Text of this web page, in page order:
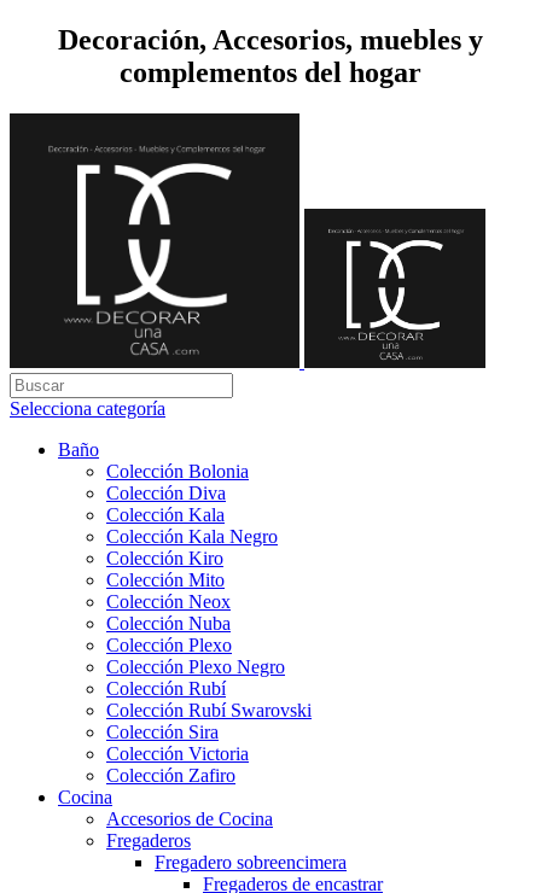
Decoración, Accesorios, muebles y
complementos del hogar
Selecciona categoría
Baño
Colección Bolonia
Colección Diva
Colección Kala
Colección Kala Negro
Colección Kiro
Colección Mito
Colección Neox
Colección Nuba
Colección Plexo
Colección Plexo Negro
Colección Rubí
Colección Rubí Swarovski
Colección Sira
Colección Victoria
Colección Zafiro
Cocina
Accesorios de Cocina
Fregaderos
Fregadero sobreencimera
Fregaderos de encastrar